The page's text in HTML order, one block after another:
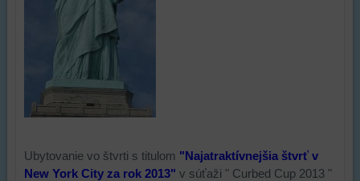
Ubytovanie vo štvrti s titulom "Najatraktívnejšia štvrť v
New York City za rok 2013" v súťaži " Curbed Cup 2013 "